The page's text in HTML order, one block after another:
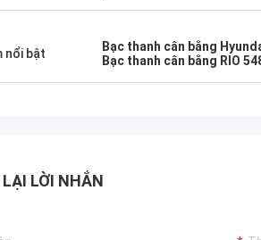
nổi bật Bạc thanh cân bằng
Bạc thanh cân bằng RIO
LỜI NHẮN